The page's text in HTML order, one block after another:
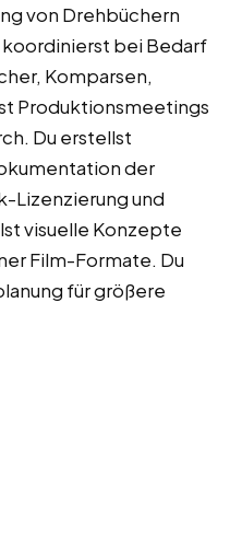
von Drehbüchern
bei Bedarf
Komparsen,
Produktionsmeetings
Du erstellst
der
Lizenzierung und
visuelle Konzepte
Film-Formate. Du
für größere